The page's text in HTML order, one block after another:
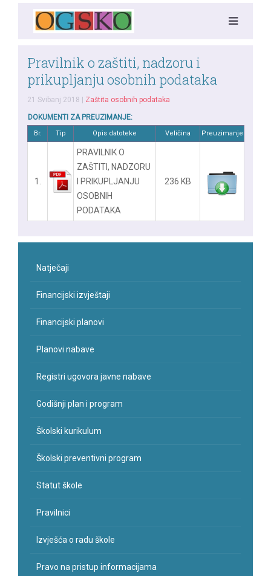
Pravilnik o zaštiti, nadzoru i
prikupljanju osobnih podataka
21 Svibanj 2018 Zaštita osobnih podataka
DOKUMENTI ZA PREUZIMANJE:
Br. Tip Opis datoteke Veličina Preuzimanje
1.
PRAVILNIK O
ZAŠTITI, NADZORU
I PRIKUPLJANJU
OSOBNIH
PODATAKA
236 KB
Natječaji
Financijski izvještaji
Financijski planovi
Planovi nabave
Registri ugovora javne nabave
Godišnji plan i program
Školski kurikulum
Školski preventivni program
Statut škole
Pravilnici
Izvješća o radu škole
Pravo na pristup informacijama